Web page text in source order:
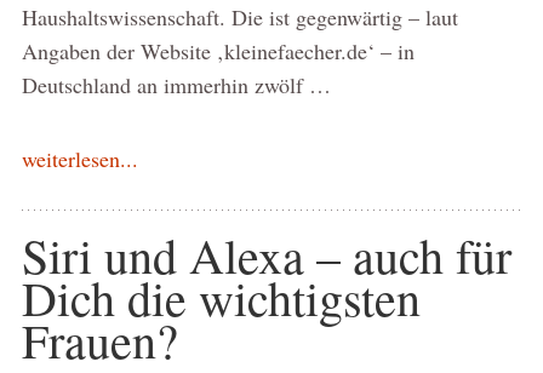
Haushaltswissenschaft. Die ist gegenwärtig – laut
Angaben der Website ‚kleinefaecher.de‘ – in
Deutschland an immerhin zwölf …
weiterlesen...
Siri und Alexa – auch für
Dich die wichtigsten
Frauen?